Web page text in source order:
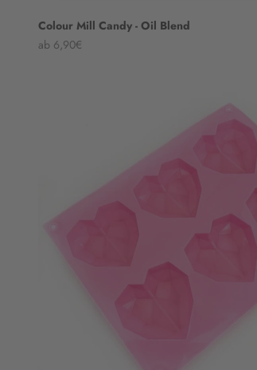
Colour Mill Candy - Oil Blend
Angebot
ab 6,90€